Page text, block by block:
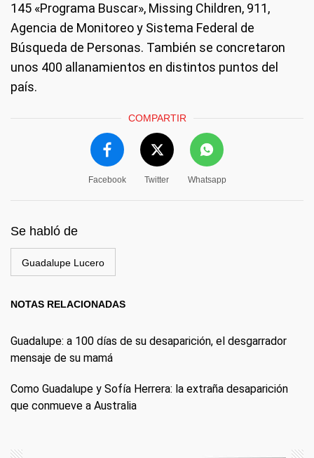
145 «Programa Buscar», Missing Children, 911,
Agencia de Monitoreo y Sistema Federal de
Búsqueda de Personas. También se concretaron
unos 400 allanamientos en distintos puntos del
país.
COMPARTIR
Facebook Twitter Whatsapp
Se habló de
Guadalupe Lucero
NOTAS RELACIONADAS
Guadalupe: a 100 días de su desaparición, el desgarrador
mensaje de su mamá
Como Guadalupe y Sofía Herrera: la extraña desaparición
que conmueve a Australia